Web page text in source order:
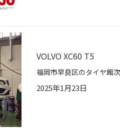
VOLVO XC60 T5
2025年1月23日